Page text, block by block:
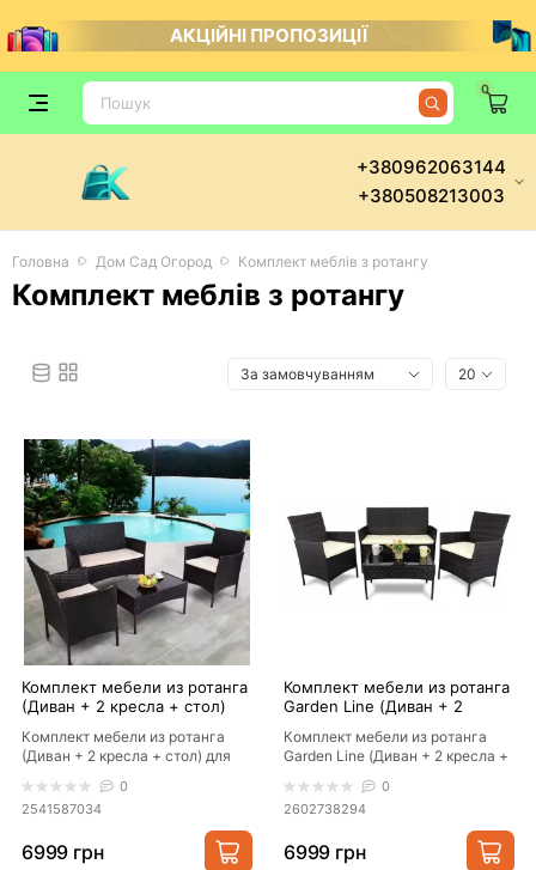
АКЦІЙНІ ПРОПОЗИЦІЇ
0
+380962063144
+380508213003
Головна Дом Сад Огород Комплект меблів з ротангу
Комплект меблів з ротангу
Комплект мебели из ротанга
(Диван + 2 кресла + стол)
Черный
Комплект мебели из ротанга
(Диван + 2 кресла + стол) для
Современна.. 0
2541587034
6999 грн
Комплект мебели из ротанга
Garden Line (Диван + 2
террасы, Коричневый
Комплект мебели из ротанга
Garden Line (Диван + 2 кресла +
Коричне..
0
2602738294
6999 грн